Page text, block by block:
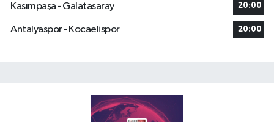
Kasımpaşa - Galatasaray 20:00
Antalyaspor - Kocaelispor 20:00